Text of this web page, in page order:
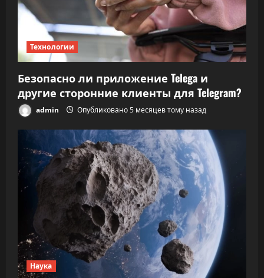
Технологии
Безопасно ли приложение Telega и
другие сторонние клиенты для Telegram?
admin Опубликовано 5 месяцев тому назад
Наука